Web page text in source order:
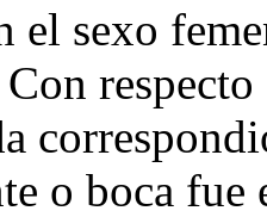
el sexo
Con
o boca fue